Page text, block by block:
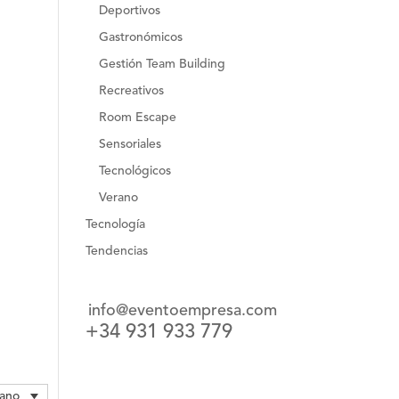
Deportivos
Gastronómicos
Gestión Team Building
Recreativos
Room Escape
Sensoriales
Tecnológicos
Verano
Tecnología
Tendencias
info@eventoempresa.com
+34 931 933 779